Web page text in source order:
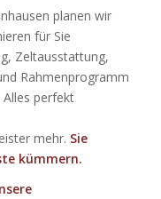
planen wir
für Sie
Zeltausstattung,
Rahmenprogramm
perfekt
mehr. Sie
kümmern.